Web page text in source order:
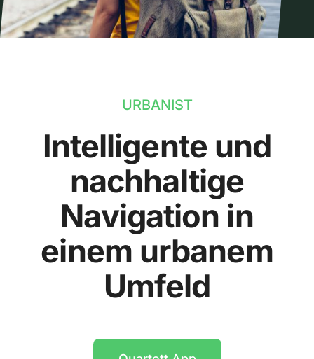
URBANIST
Intelligente und
nachhaltige
Navigation in
einem urbanem
Umfeld